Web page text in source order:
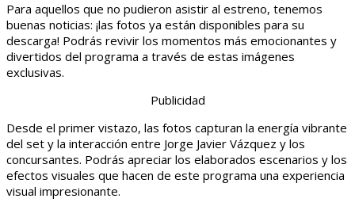
Para aquellos que no pudieron asistir al estreno, tenemos
buenas noticias: ¡las fotos ya están disponibles para su
descarga! Podrás revivir los momentos más emocionantes y
divertidos del programa a través de estas imágenes
exclusivas.
Publicidad
Desde el primer vistazo, las fotos capturan la energía vibrante
del set y la interacción entre Jorge Javier Vázquez y los
concursantes. Podrás apreciar los elaborados escenarios y los
efectos visuales que hacen de este programa una experiencia
visual impresionante.